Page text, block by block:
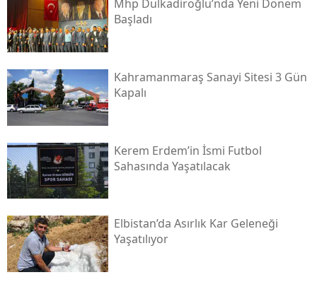
Mhp Dulkadiroğlu’nda Yeni Dönem
Başladı
Kahramanmaraş Sanayi Sitesi 3 Gün
Kapalı
Kerem Erdem’in İsmi Futbol
Sahasında Yaşatılacak
Elbistan’da Asırlık Kar Geleneği
Yaşatılıyor